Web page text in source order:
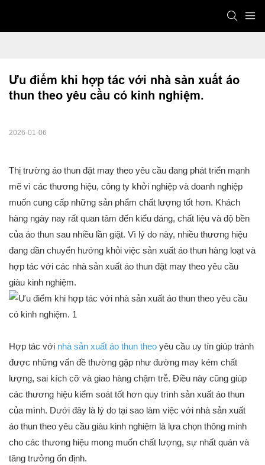
Ưu điểm khi hợp tác với nhà sản xuất áo
thun theo yêu cầu có kinh nghiệm.
2026-01-06
Thị trường áo thun đặt may theo yêu cầu đang phát triển mạnh
mẽ vì các thương hiệu, công ty khởi nghiệp và doanh nghiệp
muốn cung cấp những sản phẩm chất lượng tốt hơn. Khách
hàng ngày nay rất quan tâm đến kiểu dáng, chất liệu và độ bền
của áo thun sau nhiều lần giặt. Vì lý do này, nhiều thương hiệu
đang dần chuyển hướng khỏi việc sản xuất áo thun hàng loạt và
hợp tác với các nhà sản xuất áo thun đặt may theo yêu cầu
giàu kinh nghiệm.
Hợp tác với nhà sản xuất áo thun theo yêu cầu uy tín giúp tránh
được những vấn đề thường gặp như đường may kém chất
lượng, sai kích cỡ và giao hàng chậm trễ. Điều này cũng giúp
các thương hiệu kiểm soát tốt hơn quy trình sản xuất áo thun
của mình. Dưới đây là lý do tại sao làm việc với nhà sản xuất
áo thun theo yêu cầu giàu kinh nghiệm là lựa chọn thông minh
cho các thương hiệu mong muốn chất lượng, sự nhất quán và
tăng trưởng ổn định.